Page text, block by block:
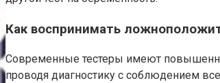
Как воспринимать
Современные тестеры имеют
проводя диагностику с соблюдением